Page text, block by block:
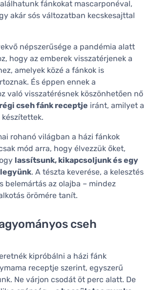
fánkokat mascarponéval,
akár sós változatban kecskesajttal
népszerűsége a pandémia alatt
hogy az emberek visszatérjenek a
amelyek közé a fánkok is
És éppen ennek a
való visszatérésnek köszönhetően nő
régi cseh fánk receptje iránt, amilyet a
rohanó világban a házi fánkok
mód arra, hogy élvezzük őket,
lassítsunk, kikapcsoljunk és egy
. A tészta keverése, a kelesztés
belemártás az olajba – mindez
örömére tanít.
cseh
kipróbálni a házi fánk
receptje szerint, egyszerű
Ne várjon csodát öt perc alatt. De